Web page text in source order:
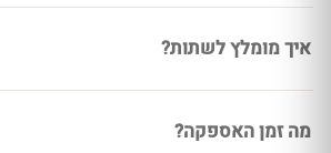
איך מומלץ לשתות?
מה זמן האספקה?